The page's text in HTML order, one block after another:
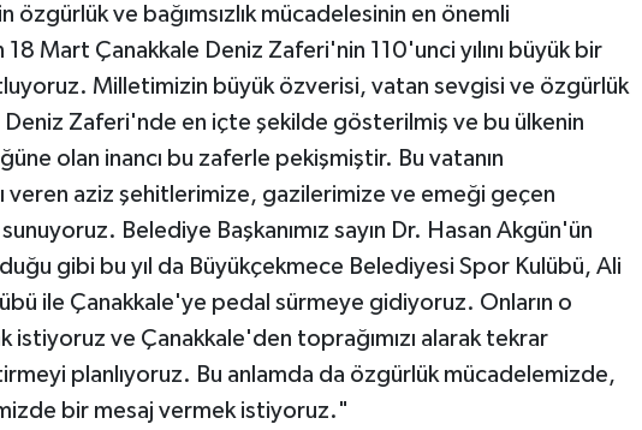
özgürlük ve bağımsızlık mücadelesinin en önemli
Mart Çanakkale Deniz Zaferi'nin 110'unci yılını büyük bir
Milletimizin büyük özverisi, vatan sevgisi ve özgürlük
Deniz Zaferi'nde en içte şekilde gösterilmiş ve bu ülkenin
olan inancı bu zaferle pekişmiştir. Bu vatanın
veren aziz şehitlerimize, gazilerimize ve emeği geçen
sunuyoruz. Belediye Başkanımız sayın Dr. Hasan Akgün'ün
gibi bu yıl da Büyükçekmece Belediyesi Spor Kulübü, Ali
ile Çanakkale'ye pedal sürmeye gidiyoruz. Onların o
istiyoruz ve Çanakkale'den toprağımızı alarak tekrar
planlıyoruz. Bu anlamda da özgürlük mücadelemizde,
bir mesaj vermek istiyoruz."